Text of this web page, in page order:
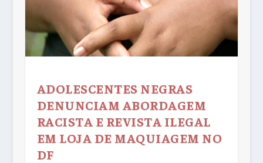
ADOLESCENTES NEGRAS
DENUNCIAM ABORDAGEM
RACISTA E REVISTA ILEGAL
EM LOJA DE MAQUIAGEM NO
DF